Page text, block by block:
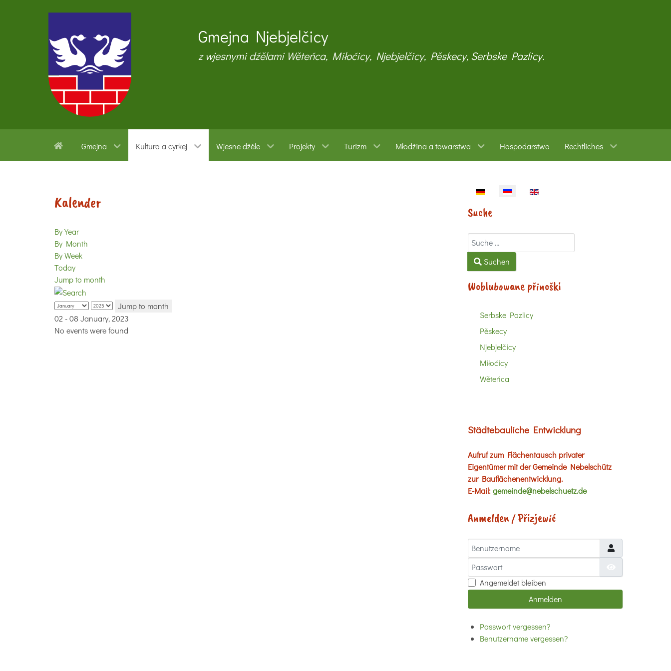
Gmejna Njebjelčicy
z wjesnymi dźělami Wěteńca, Miłoćicy, Njebjelčicy, Pěskecy, Serbske Pazlicy.
Gmejna Kultura a cyrkej Wjesne dźěle Projekty Turizm Młodźina a towarstwa Hospodarstwo Rechtliches
Kalender
By Year
By Month
By Week
Today
Jump to month
Jump to month
02 - 08 January, 2023
No events were found
Sprache auswählen
Suche
Suchen
Suchen
Woblubowane přinoški
Serbske Pazlicy
Pěskecy
Njebjelčicy
Miłoćicy
Wěteńca
Städtebauliche Entwicklung
Aufruf zum Flächentausch privater
Eigentümer mit der Gemeinde Nebelschütz
zur Bauflächenentwicklung.
E-Mail:gemeinde@nebelschuetz.de
Anmelden / Přizjewić
Benutzername
Passwort
Angemeldet bleiben
Anmelden
Passwort vergessen?
Benutzername vergessen?